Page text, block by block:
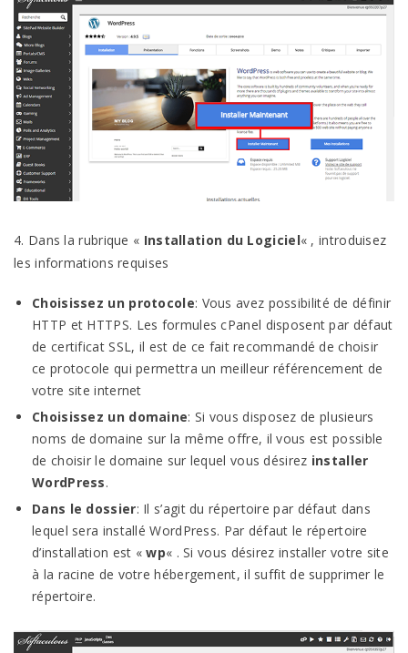
4. Dans la rubrique « Installation du Logiciel« , introduisez
les informations requises
Choisissez un protocole: Vous avez possibilité de définir
HTTP et HTTPS. Les formules cPanel disposent par défaut
de certificat SSL, il est de ce fait recommandé de choisir
ce protocole qui permettra un meilleur référencement de
votre site internet
Choisissez un domaine: Si vous disposez de plusieurs
noms de domaine sur la même offre, il vous est possible
de choisir le domaine sur lequel vous désirez installer
WordPress.
Dans le dossier: Il s’agit du répertoire par défaut dans
lequel sera installé WordPress. Par défaut le répertoire
d’installation est «wp« . Si vous désirez installer votre site
à la racine de votre hébergement, il suffit de supprimer le
répertoire.